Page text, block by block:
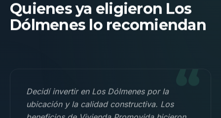
Quienes ya eligieron Los
Dólmenes lo recomiendan
“
Decidí invertir en Los Dólmenes por la
ubicación y la calidad constructiva. Los
beneficios de Vivienda Promovida hicieron